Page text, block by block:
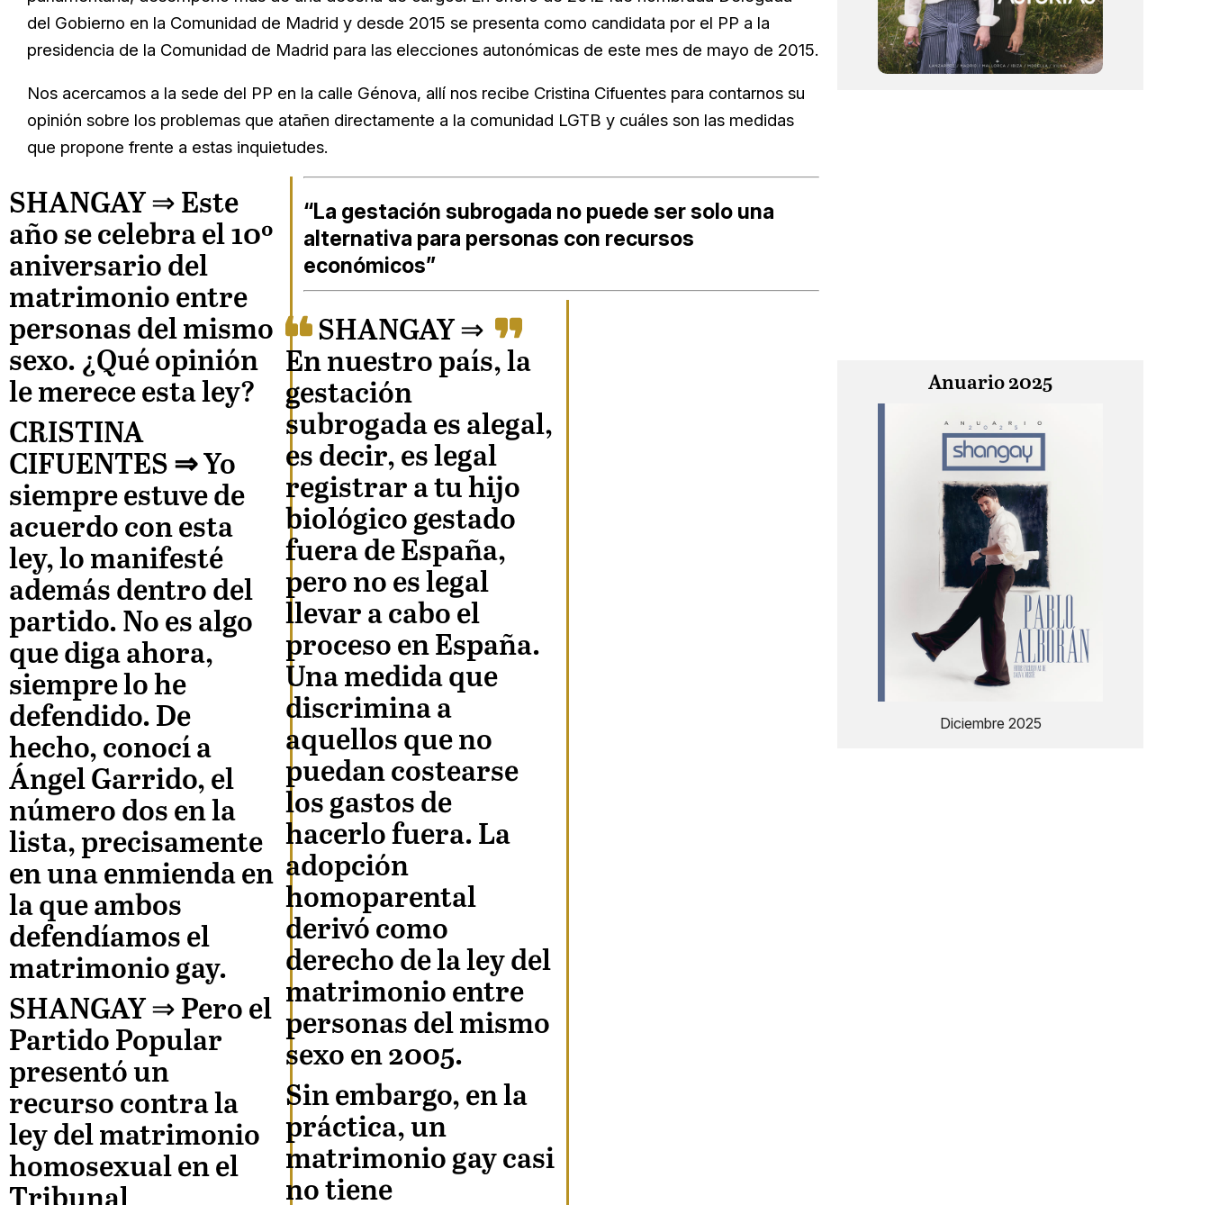
del Gobierno en la Comunidad de Madrid y desde 2015 se presenta como candidata por el PP a la
presidencia de la Comunidad de Madrid para las elecciones autonómicas de este mes de mayo de 2015.
Nos acercamos a la sede del PP en la calle Génova, allí nos recibe Cristina Cifuentes para contarnos su
opinión sobre los problemas que atañen directamente a la comunidad LGTB y cuáles son las medidas
que propone frente a estas inquietudes.
SHANGAY ⇒ Este
año se celebra el 10º
aniversario del
matrimonio entre
personas del mismo
sexo. ¿Qué opinión
le merece esta ley?
CRISTINA
CIFUENTES ⇒Yo
siempre estuve de
acuerdo con esta
ley, lo manifesté
además dentro del
partido. No es algo
que diga ahora,
siempre lo he
defendido. De
hecho, conocí a
Ángel Garrido, el
número dos en la
lista, precisamente
en una enmienda en
la que ambos
defendíamos el
matrimonio gay.
SHANGAY ⇒ Pero el
Partido Popular
presentó un
recurso contra la
ley del matrimonio
homosexual en el
“La gestación subrogada no puede ser solo una
alternativa para personas con recursos
económicos”
SHANGAY ⇒
En nuestro país, la
gestación
subrogada es alegal,
es decir, es legal
registrar a tu hijo
biológico gestado
fuera de España,
pero no es legal
llevar a cabo el
proceso en España.
Una medida que
discrimina a
aquellos que no
puedan costearse
los gastos de
hacerlo fuera. La
adopción
homoparental
derivó como
derecho de la ley del
matrimonio entre
personas del mismo
sexo en 2005.
Sin embargo, en la
práctica, un
matrimonio gay casi
no tiene
Anuario 2025
Diciembre 2025